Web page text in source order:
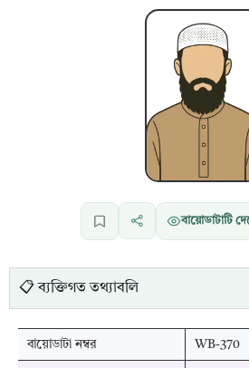
বায়োডাটাটি
📋 ব্যক্তিগত তথ্যাবলি
বায়োডাটা নম্বর WB-370